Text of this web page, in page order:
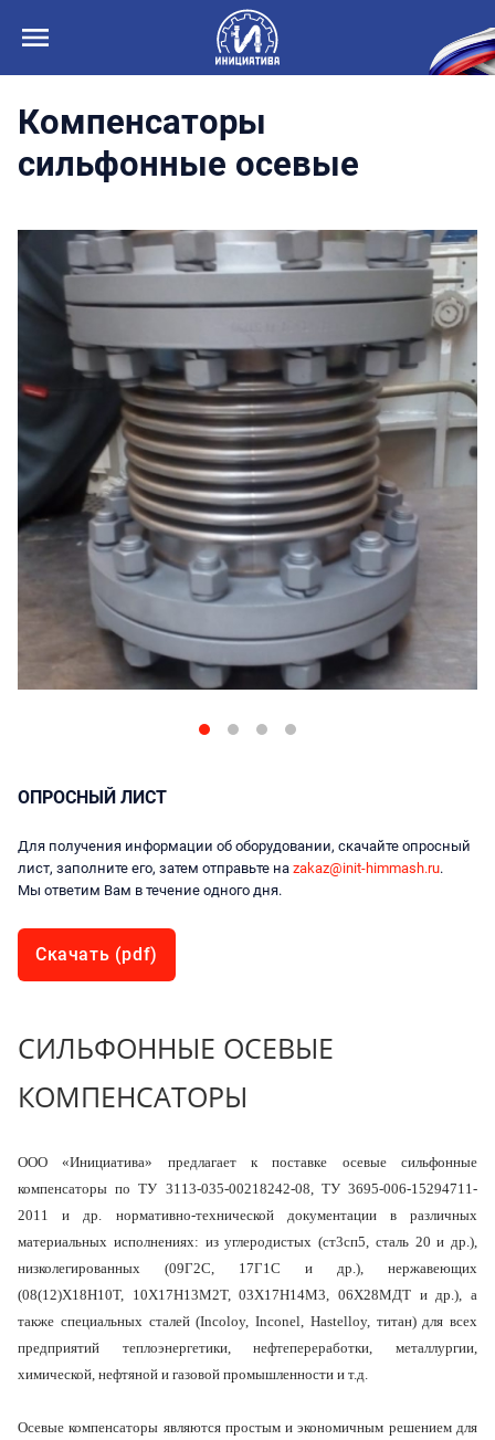
Компенсаторы
сильфонные осевые
СИЛЬФОННЫЕ ОСЕВЫЕ
КОМПЕНСАТОРЫ
ООО «Инициатива» предлагает к поставке осевые сильфонные
компенсаторы поТУ 3113-035-00218242-08, ТУ 3695-006-15294711-
2011 идр. нормативно-технической документации в различных
материальных исполнениях: из углеродистых (ст3сп5, сталь 20 и др.),
низколегированных (09Г2С, 17Г1С и др.), нержавеющих
(08(12)Х18Н10Т, 10Х17Н13М2Т, 03Х17Н14М3, 06Х28МДТ и др.), а
также специальных сталей (Incoloy, Inconel, Hastelloy, титан) для всех
предприятий теплоэнергетики, нефтепереработки, металлургии,
химической, нефтяной и газовой промышленности и т.д.
Осевые компенсаторы являются простым и экономичным решением для
ОПРОСНЫЙ ЛИСТ
Для получения информации об оборудовании, скачайте опросный
лист, заполните его, затем отправьте на zakaz@init-himmash.ru.
Мы ответим Вам в течение одного дня.
Скачать (pdf)